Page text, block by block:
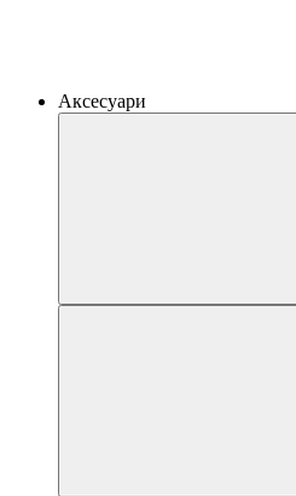
Аксесуари